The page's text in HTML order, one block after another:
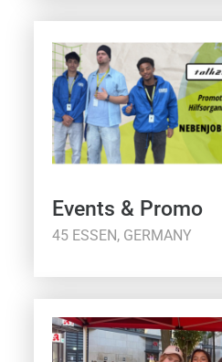
Events & Promo
45 ESSEN, GERMANY